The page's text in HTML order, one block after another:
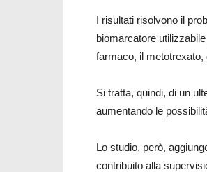
I risultati risolvono il
biomarcatore
farmaco, il metotrexato,
Si tratta, quindi, di un
aumentando le
Lo studio, però,
contribuito alla